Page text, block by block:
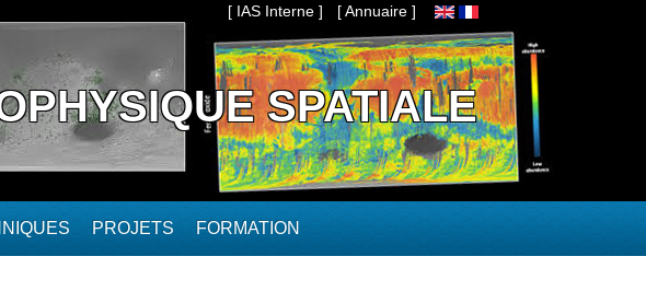
[ IAS Interne ] [ Annuaire ]
SPATIALE
PROJETS FORMATION